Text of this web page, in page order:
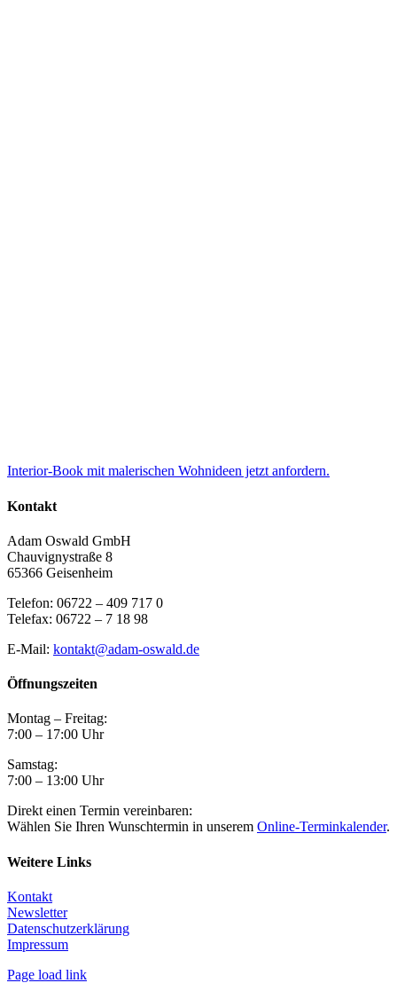
Interior-Book mit malerischen Wohnideen jetzt anfordern.
Kontakt
Adam Oswald GmbH
Chauvignystraße 8
65366 Geisenheim
Telefon: 06722 – 409 717 0
Telefax: 06722 – 7 18 98
E-Mail: kontakt@adam-oswald.de
Öffnungszeiten
Montag – Freitag:
7:00 – 17:00 Uhr
Samstag:
7:00 – 13:00 Uhr
Direkt einen Termin vereinbaren:
Wählen Sie Ihren Wunschtermin in unserem Online-Terminkalender.
Weitere Links
Kontakt
Newsletter
Datenschutzerklärung
Impressum
Page load link